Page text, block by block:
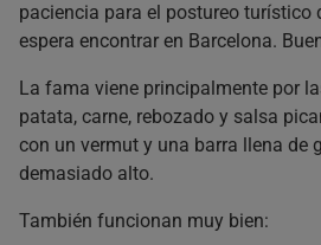
paciencia para el postureo turístico
espera encontrar en Barcelona.
La fama viene principalmente por
patata, carne, rebozado y salsa
con un vermut y una barra llena de
demasiado alto.
También funcionan muy bien: